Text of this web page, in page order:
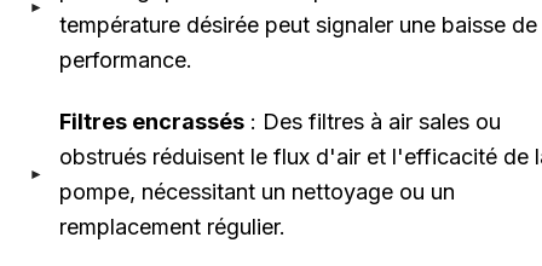
température désirée peut signaler une baisse de
performance.
Filtres encrassés : Des filtres à air sales ou
obstrués réduisent le flux d'air et l'efficacité de
pompe, nécessitant un nettoyage ou un
remplacement régulier.